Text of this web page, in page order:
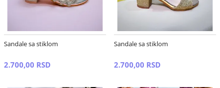
Sandale sa stiklom
2.700,00 RSD
Sandale sa stiklom
2.700,00 RSD